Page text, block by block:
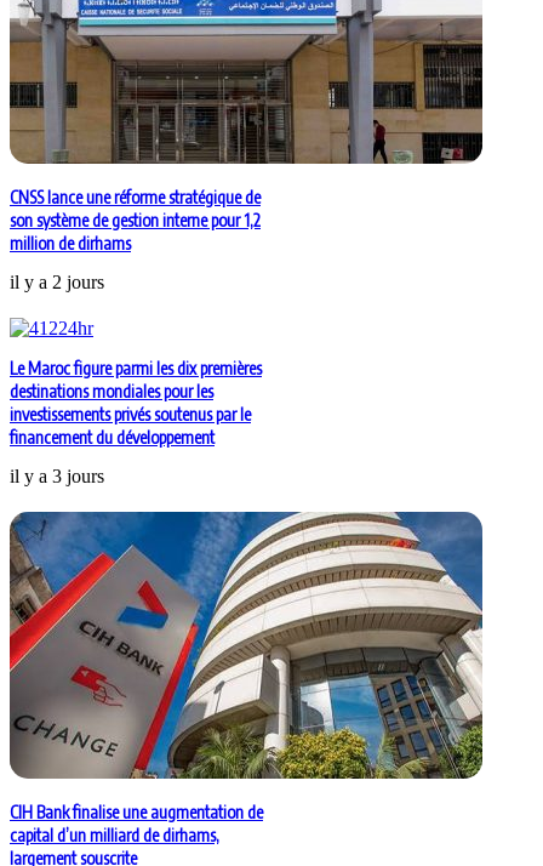
CNSS lance une réforme stratégique de
son système de gestion interne pour 1,2
million de dirhams
il y a 2 jours
Le Maroc figure parmi les dix premières
destinations mondiales pour les
investissements privés soutenus par le
financement du développement
il y a 3 jours
CIH Bank finalise une augmentation de
capital d’un milliard de dirhams,
largement souscrite